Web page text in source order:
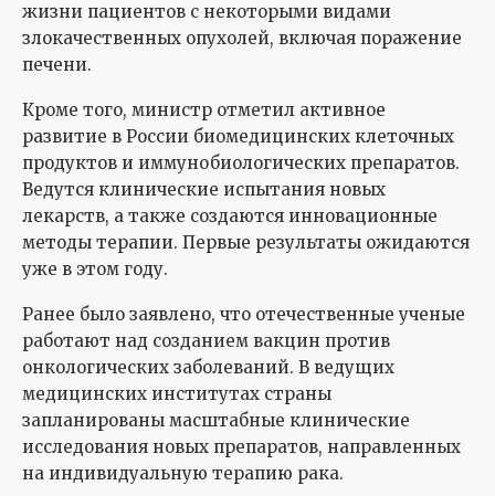
жизни пациентов с некоторыми видами
злокачественных опухолей, включая поражение
печени.
Кроме того, министр отметил активное
развитие в России биомедицинских клеточных
продуктов и иммунобиологических препаратов.
Ведутся клинические испытания новых
лекарств, а также создаются инновационные
методы терапии. Первые результаты ожидаются
уже в этом году.
Ранее было заявлено, что отечественные ученые
работают над созданием вакцин против
онкологических заболеваний. В ведущих
медицинских институтах страны
запланированы масштабные клинические
исследования новых препаратов, направленных
на индивидуальную терапию рака.